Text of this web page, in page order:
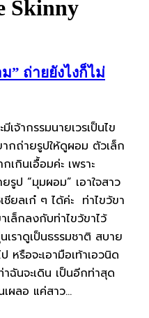
Skinny
” ถ่ายยังไงก็ไม่
เจ้ากรรมนายเวรเป็นไข
กถ่ายรูปให้ดูผอม ตัวเล็ก
เกินเอื้อมค่ะ เพราะ
ป “มุมผอม” เอาใจสาว
ชียลเก๋ ๆ ได้ค่ะ ท่าไขว้ขา
เล็กลงกับท่าไขว้ขาไว้
ราดูเป็นธรรมชาติ สบาย
หรือจะเอามือเท้าเอวนิด
ฉันจะเดิน เป็นอีกท่าสุด
เผลอ แค่สาว…